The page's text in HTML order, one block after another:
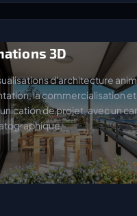
3D
d'architecture
la commercialisation et
de projet, avec un